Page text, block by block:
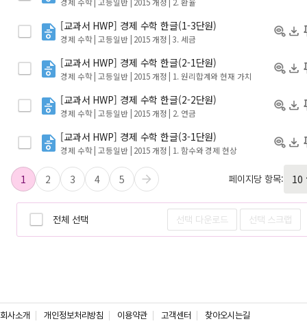
[교과서 HWP] 경제 수학 한글(1-3단원)
경제 수학 | 고등일반 | 2015 개정 | 3. 세금
[교과서 HWP] 경제 수학 한글(2-1단원)
경제 수학 | 고등일반 | 2015 개정 | 1. 원리합계와 현재 가치
[교과서 HWP] 경제 수학 한글(2-2단원)
경제 수학 | 고등일반 | 2015 개정 | 2. 연금
[교과서 HWP] 경제 수학 한글(3-1단원)
경제 수학 | 고등일반 | 2015 개정 | 1. 함수와 경제 현상
1 2 3 4 5 페이지당 항목:
전체 선택 선택 다운로드 선택 스크랩
회사소개 개인정보처리방침 이용약관 고객센터 찾아오시는길